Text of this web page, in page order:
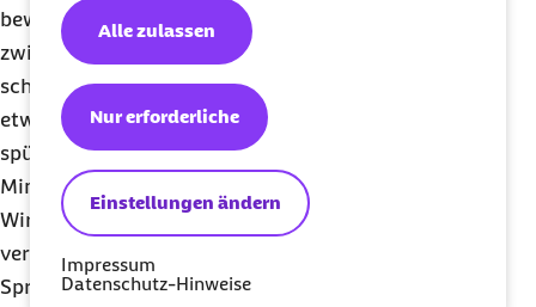
Einstellungen ändern
Nur erforderliche
Alle zulassen
Impressum
Datenschutz-Hinweise
bewusst seinen Fokus auf das richtet, was
zwischen Nase und Lungenflügel passiert, wird
schnell Veränderungen bemerken. Manche Effekte,
etwa die gesteigerte Versorgung durch Sauerstoff,
spürt man oft innerhalb von Sekunden bis
Minuten.
Wir bringen mehr Leistung beim Sport durch eine
verbesserte Atmung. Und wir lernen beim
Sprechen richtig zu atmen, sodass wir nicht so